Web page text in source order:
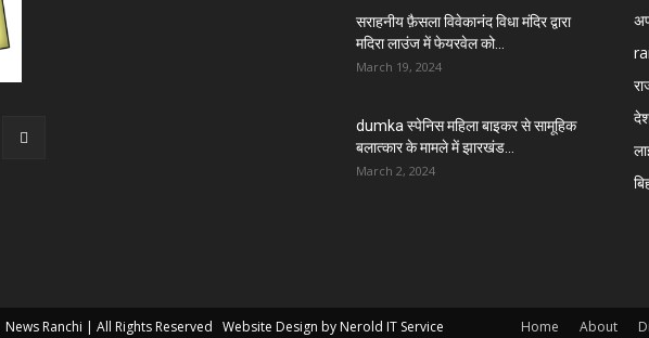
सराहनीय फ़ैसला विवेकानंद विधा मंदिर द्वारा
मदिरा लाउंज में फेयरवेल को...
March 19, 2024
dumka स्पेनिस महिला बाइकर से सामूहिक
बलात्कार के मामले में झारखंड...
March 2, 2024
Home About
News Ranchi | All Rights Reserved Website Design by Nerold IT Service